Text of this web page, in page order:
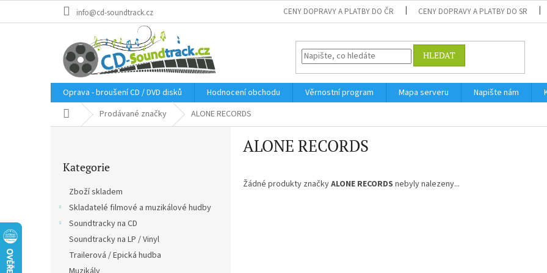
info@cd-soundtrack.cz CENY DOPRAVY A PLATBY DO ČR CENY DOPRAVY A PLATBY DO SR
HLEDAT
Oprava - broušení CD / DVD disků Hodnocení obchodu Věrnostní program Mapa serveru Napište nám
Domů Prodávané značky ALONE RECORDS
kategorie
Kategorie
Zboží skladem
Skladatelé filmové a muzikálové hudby
Soundtracky na CD
Soundtracky na LP / Vinyl
Trailerová / Epická hudba
ALONE RECORDS
Žádné produkty značkyALONE RECORDS nebyly nalezeny...